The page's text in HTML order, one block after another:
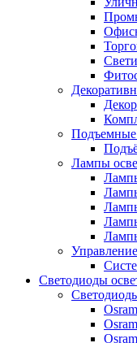
Подъемные
Лампы
Светодиоды